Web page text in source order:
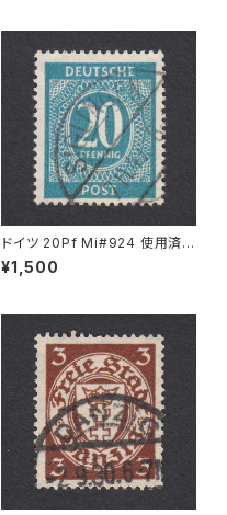
ドイツ 20Pf Mi#924 使用済み
切手｜SIGLINGEN 7.11.1947
¥1,500